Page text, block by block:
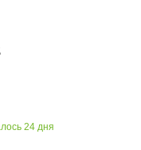
24 дня